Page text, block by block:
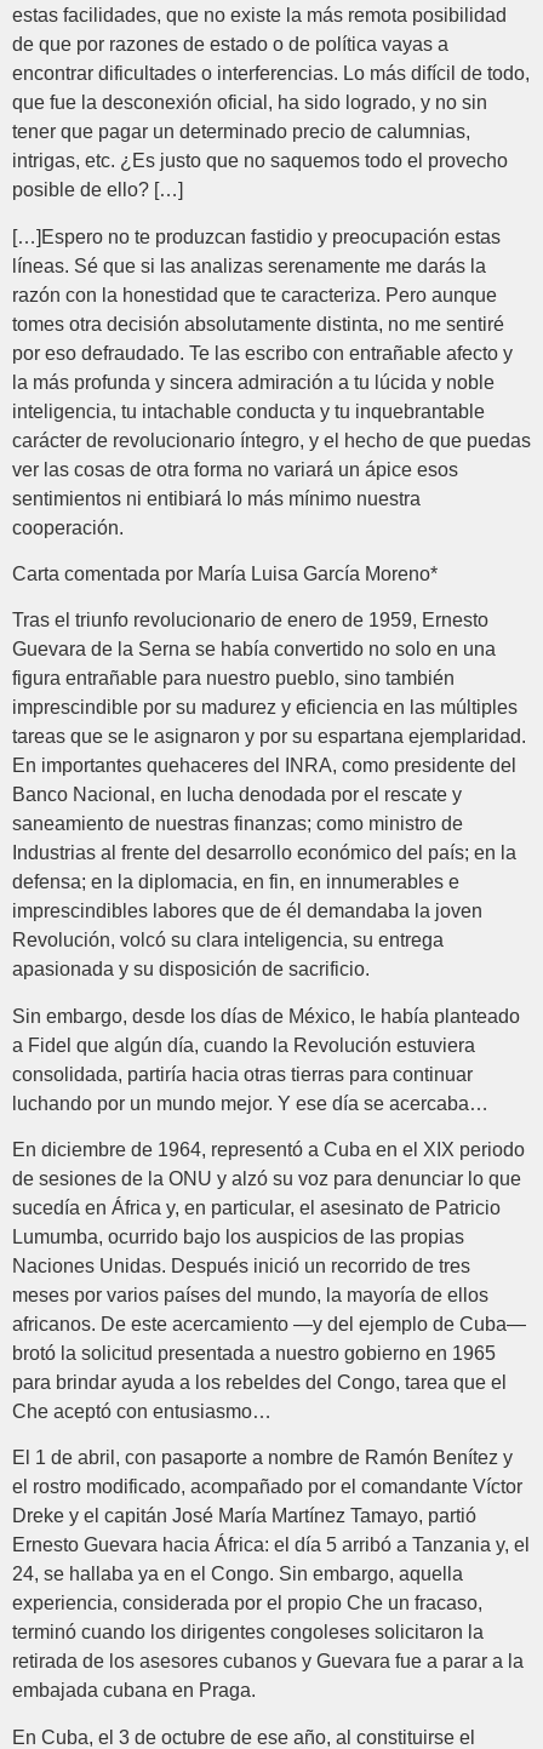
estas facilidades, que no existe la más remota posibilidad
de que por razones de estado o de política vayas a
encontrar dificultades o interferencias. Lo más difícil de todo,
que fue la desconexión oficial, ha sido logrado, y no sin
tener que pagar un determinado precio de calumnias,
intrigas, etc. ¿Es justo que no saquemos todo el provecho
posible de ello? […]
[…]Espero no te produzcan fastidio y preocupa­ción estas
líneas. Sé que si las analizas serenamente me darás la
razón con la honestidad que te caracteriza. Pero aunque
tomes otra decisión absolutamente distinta, no me sentiré
por eso defraudado. Te las escribo con entrañable afecto y
la más profunda y sincera admiración a tu lúcida y noble
inteligencia, tu intachable conducta y tu inquebrantable
carácter de revolucionario íntegro, y el hecho de que puedas
ver las cosas de otra forma no variará un ápice esos
sentimientos ni entibiará lo más mínimo nuestra
cooperación.
Carta comentada por María Luisa García Moreno*
Tras el triunfo revolucionario de enero de 1959, Ernesto
Guevara de la Serna se había convertido no solo en una
figura entrañable para nuestro pueblo, sino también
imprescindible por su madurez y eficiencia en las múltiples
tareas que se le asignaron y por su espartana ejemplaridad.
En importantes quehaceres del INRA, como presidente del
Banco Nacional, en lucha denodada por el rescate y
saneamiento de nuestras finanzas; como ministro de
Industrias al frente del desarrollo económico del país; en la
defensa; en la diplomacia, en fin, en innumerables e
imprescindibles labores que de él demandaba la joven
Revolución, volcó su clara inteligencia, su entrega
apasionada y su disposición de sacrificio.
Sin embargo, desde los días de México, le había planteado
a Fidel que algún día, cuando la Revolución estuviera
consolidada, partiría hacia otras tierras para continuar
luchando por un mundo mejor. Y ese día se acercaba…
En diciembre de 1964, representó a Cuba en el XIX periodo
de sesiones de la ONU y alzó su voz para denunciar lo que
sucedía en África y, en particular, el asesinato de Patricio
Lumumba, ocurrido bajo los auspicios de las propias
Naciones Unidas. Después inició un recorrido de tres
meses por varios países del mundo, la mayoría de ellos
africanos. De este acercamiento —y del ejemplo de Cuba—
brotó la solicitud presentada a nuestro gobierno en 1965
para brindar ayuda a los rebeldes del Congo, tarea que el
Che aceptó con entusiasmo…
El 1 de abril, con pasaporte a nombre de Ramón Benítez y
el rostro modificado, acompañado por el comandante Víctor
Dreke y el capitán José María Martínez Tamayo, partió
Ernesto Guevara hacia África: el día 5 arribó a Tanzania y, el
24, se hallaba ya en el Congo. Sin embargo, aquella
experiencia, considerada por el propio Che un fracaso,
terminó cuando los dirigentes congoleses solicitaron la
retirada de los asesores cubanos y Guevara fue a parar a la
embajada cubana en Praga.
En Cuba, el 3 de octubre de ese año, al constituirse el